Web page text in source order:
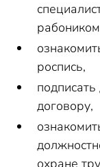
роспись,
договору,
охране